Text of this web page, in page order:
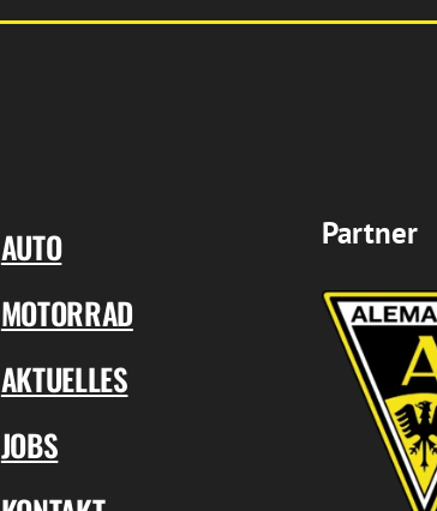
AUTO
MOTORRAD
AKTUELLES
JOBS
Partner